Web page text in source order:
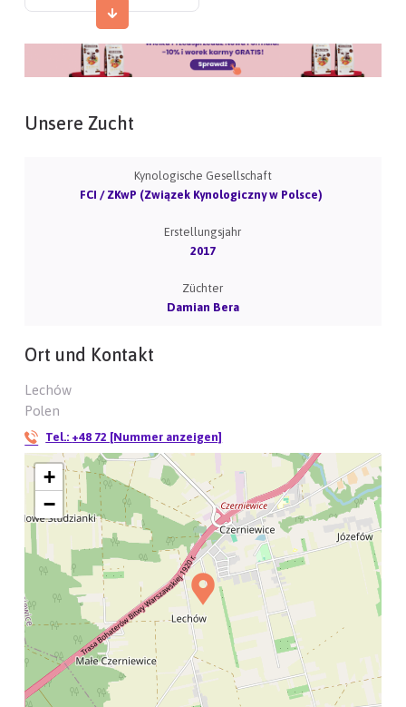
Unsere Zucht
Kynologische Gesellschaft
FCI / ZKwP (Związek Kynologiczny w Polsce)
Erstellungsjahr
2017
Züchter
Damian Bera
Ort und Kontakt
Lechów
Polen
Tel.: +48 72 [Nummer anzeigen]
+
−